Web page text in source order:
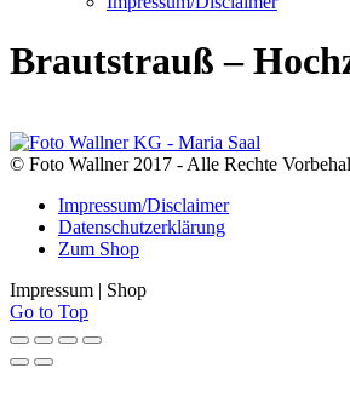
Brautstrauß –
© Foto Wallner 2017 - Alle Rechte
Impressum/Disclaimer
Datenschutzerklärung
Zum Shop
Impressum | Shop
Go to Top